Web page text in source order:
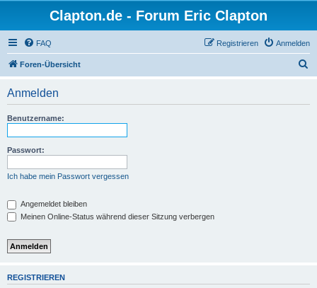
Clapton.de - Forum Eric Clapton
FAQ Anmelden
Registrieren
Foren-Übersicht
Anmelden
Benutzername:
Passwort:
Ich habe mein Passwort vergessen
Angemeldet bleiben
Meinen Online-Status während dieser Sitzung verbergen
REGISTRIEREN